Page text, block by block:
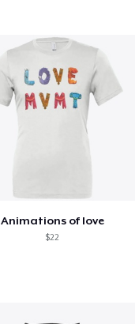
Animations of love
$22